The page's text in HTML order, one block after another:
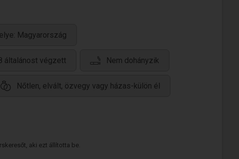
Magyarország
általánost végzett Nem dohányzik
Nőtlen, elvált, özvegy vagy házas-külön él
aki ezt állította be.